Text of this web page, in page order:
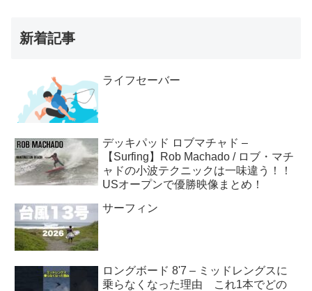
新着記事
ライフセーバー
デッキパッド ロブマチャド –
【Surfing】Rob Machado / ロブ・マチ
ャドの小波テクニックは一味違う！！
USオープンで優勝映像まとめ！
サーフィン
ロングボード 8'7 – ミッドレングスに
乗らなくなった理由 これ1本でどの